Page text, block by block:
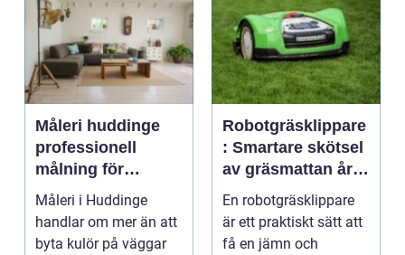
Måleri huddinge
professionell
målning för
hållbara resultat
Måleri i Huddinge
handlar om mer än att
byta kulör på väggar
Robotgräsklippare
: Smartare skötsel
av gräsmattan året
runt
En robotgräsklippare
är ett praktiskt sätt att
få en jämn och